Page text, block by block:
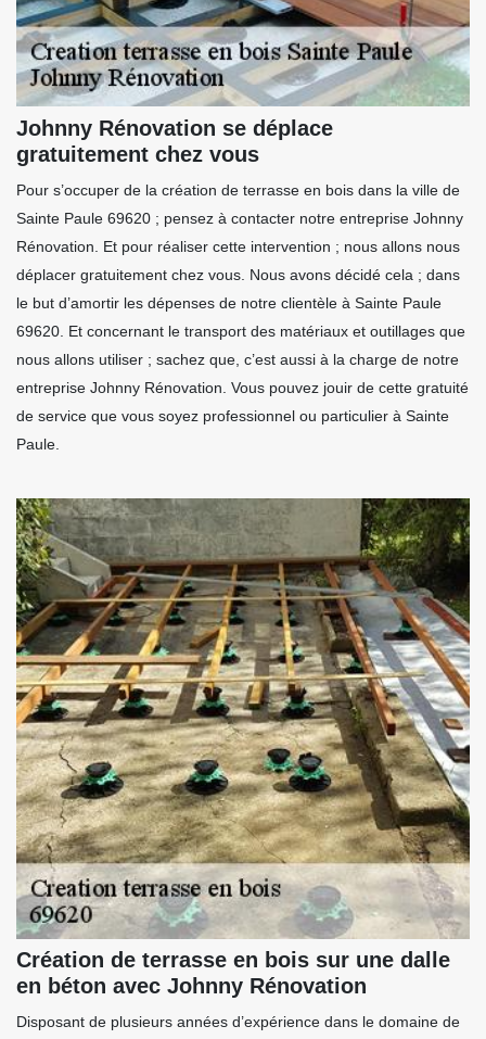
Johnny Rénovation se déplace
gratuitement chez vous
Pour s’occuper de la création de terrasse en bois dans la ville de
Sainte Paule 69620 ; pensez à contacter notre entreprise Johnny
Rénovation. Et pour réaliser cette intervention ; nous allons nous
déplacer gratuitement chez vous. Nous avons décidé cela ; dans
le but d’amortir les dépenses de notre clientèle à Sainte Paule
69620. Et concernant le transport des matériaux et outillages que
nous allons utiliser ; sachez que, c’est aussi à la charge de notre
entreprise Johnny Rénovation. Vous pouvez jouir de cette gratuité
de service que vous soyez professionnel ou particulier à Sainte
Paule.
Création de terrasse en bois sur une dalle
en béton avec Johnny Rénovation
Disposant de plusieurs années d’expérience dans le domaine de